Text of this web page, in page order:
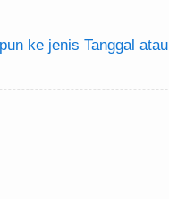
ke jenis Tanggal